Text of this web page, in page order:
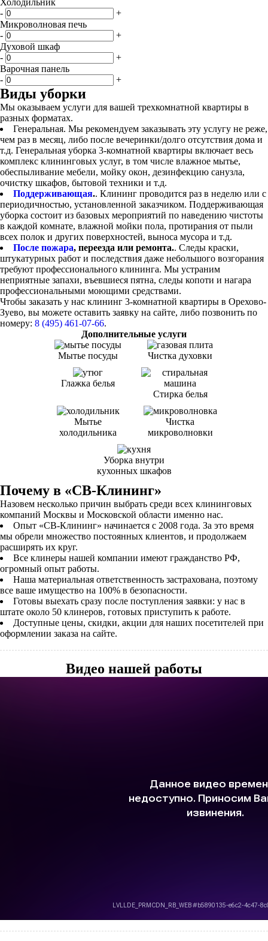
Холодильник
-
+
Микроволновая печь
-
+
Духовой шкаф
-
+
Варочная панель
-
+
Виды уборки
Мы оказываем услуги для вашей трехкомнатной квартиры в
разных форматах.
Генеральная. Мы рекомендуем заказывать эту услугу не реже,
чем раз в месяц, либо после вечеринки/долго отсутствия дома и
т.д. Генеральная уборка 3-комнатной квартиры включает весь
комплекс клининговых услуг, в том числе влажное мытье,
обеспыливание мебели, мойку окон, дезинфекцию санузла,
очистку шкафов, бытовой техники и т.д.
Поддерживающая.. Клининг проводится раз в неделю или с
периодичностью, установленной заказчиком. Поддерживающая
уборка состоит из базовых мероприятий по наведению чистоты
в каждой комнате, влажной мойки пола, протирания от пыли
всех полок и других поверхностей, выноса мусора и т.д.
После пожара, переезда или ремонта.. Следы краски,
штукатурных работ и последствия даже небольшого возгорания
требуют профессионального клининга. Мы устраним
неприятные запахи, въевшиеся пятна, следы копоти и нагара
профессиональными моющими средствами.
Чтобы заказать у нас клининг 3-комнатной квартиры в Орехово-
Зуево, вы можете оставить заявку на сайте, либо позвонить по
номеру: 8 (495) 461-07-66.
Дополнительные услуги
Мытье посуды Чистка духовки
Глажка белья
Стирка белья
Мытье
холодильника
Чистка
микроволновки
Уборка внутри
кухонных шкафов
Почему в «СВ-Клининг»
Назовем несколько причин выбрать среди всех клининговых
компаний Москвы и Московской области именно нас.
Опыт «СВ-Клининг» начинается с 2008 года. За это время
мы обрели множество постоянных клиентов, и продолжаем
расширять их круг.
Все клинеры нашей компании имеют гражданство РФ,
огромный опыт работы.
Наша материальная ответственность застрахована, поэтому
все ваше имущество на 100% в безопасности.
Готовы выехать сразу после поступления заявки: у нас в
штате около 50 клинеров, готовых приступить к работе.
Доступные цены, скидки, акции для наших посетителей при
оформлении заказа на сайте.
Видео нашей работы